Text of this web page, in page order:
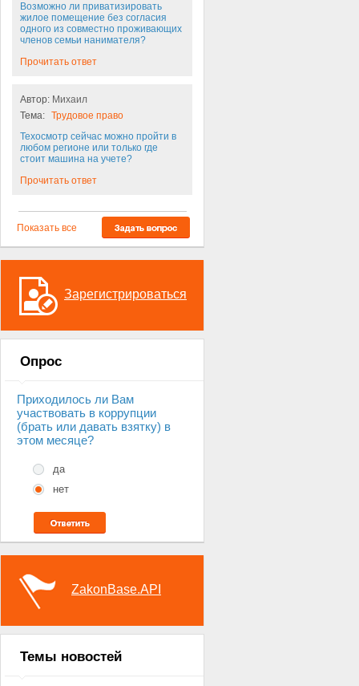
Возможно ли приватизировать
жилое помещение без согласия
одного из совместно проживающих
членов семьи нанимателя?
Прочитать ответ
Автор: Михаил
Тема: Трудовое право
Техосмотр сейчас можно пройти в
любом регионе или только где
стоит машина на учете?
Прочитать ответ
Показать все
Зарегистрироваться
Опрос
Приходилось ли Вам
участвовать в коррупции
(брать или давать взятку) в
этом месяце?
да
нет
ZakonBase.API
Темы новостей